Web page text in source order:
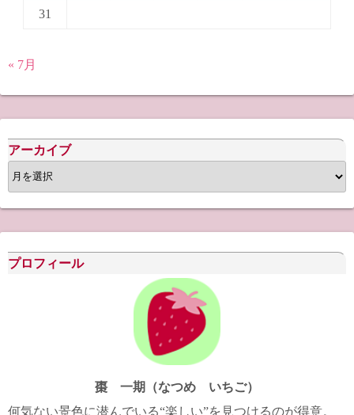
31
« 7月
アーカイブ
ア
ー
カ
イ
ブ
プロフィール
棗 一期（なつめ いちご）
何気ない景色に潜んでいる“楽しい”を見つけるのが得意。